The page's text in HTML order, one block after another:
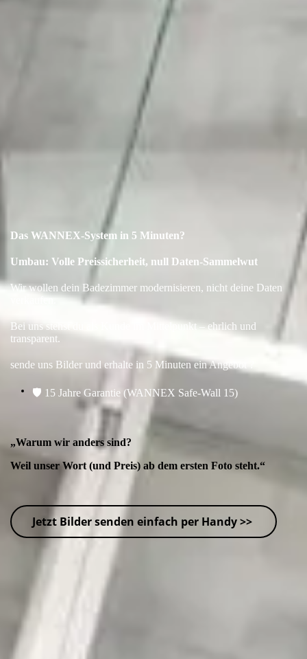
Das WANNEX-System in 5 Minuten?
Umbau: Volle Preissicherheit, null Daten-Sammelwut
Wir wollen dein Badezimmer modernisieren, nicht deine Daten
Bei uns stehst du als Kunde im Mittelpunkt – ehrlich und
transparent.
sende uns Bilder und erhalte in 5 Minuten ein Angebot ?
🛡️ 15 Jahre Garantie (WANNEX Safe-Wall 15)
„Warum wir anders sind?
Weil unser Wort (und Preis) ab dem ersten Foto steht.“
Jetzt Bilder senden einfach per Handy >>